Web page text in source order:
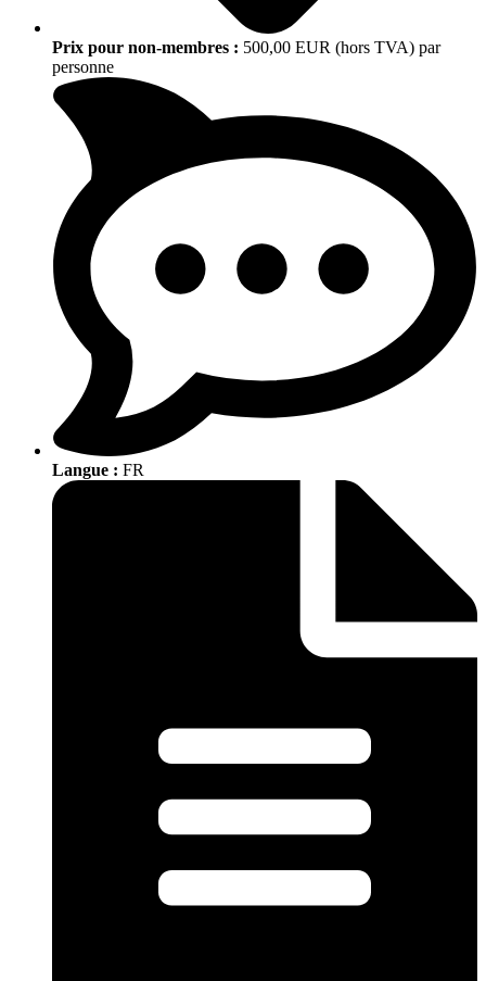
Prix pour non-membres : 500,00 EUR (hors TVA) par
personne
Langue : FR